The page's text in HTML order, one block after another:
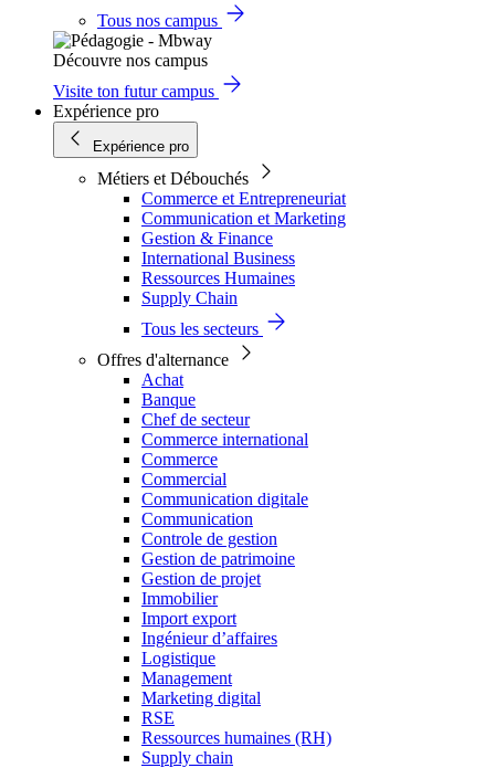
Tous nos campus
Découvre nos campus
Visite ton futur campus
Expérience pro
Expérience pro
Métiers et Débouchés
Commerce et Entrepreneuriat
Communication et Marketing
Gestion & Finance
International Business
Ressources Humaines
Supply Chain
Tous les secteurs
Offres d'alternance
Achat
Banque
Chef de secteur
Commerce international
Commerce
Commercial
Communication digitale
Communication
Controle de gestion
Gestion de patrimoine
Gestion de projet
Immobilier
Import export
Ingénieur d’affaires
Logistique
Management
Marketing digital
RSE
Ressources humaines (RH)
Supply chain